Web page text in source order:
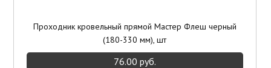
Проходник кровельный прямой Мастер Флеш черный
(180-330 мм), шт
76.00 руб.